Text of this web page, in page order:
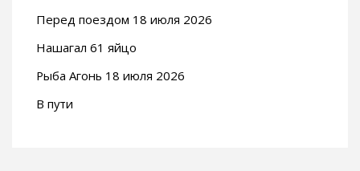
Перед поездом 18 июля 2026
Нашагал 61 яйцо
Рыба Агонь 18 июля 2026
В пути